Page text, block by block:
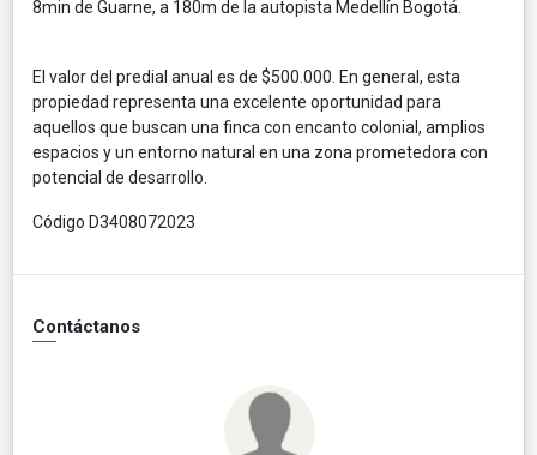
8min de Guarne, a 180m de la autopista Medellín Bogotá.
El valor del predial anual es de $500.000. En general, esta
propiedad representa una excelente oportunidad para
aquellos que buscan una finca con encanto colonial, amplios
espacios y un entorno natural en una zona prometedora con
potencial de desarrollo.
Código D3408072023
Contáctanos